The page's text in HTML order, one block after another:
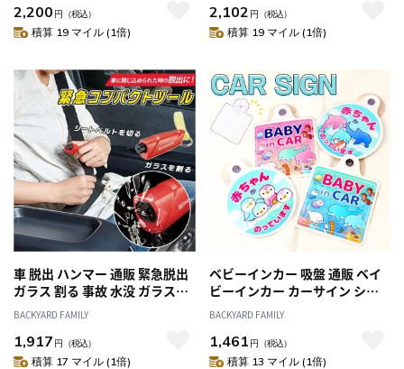
可愛い 後部座席 カー用品 日よ
け用品 日除け用品 車内用品 車
2,200 円 （税込）
積算 19 マイル (1倍)
ィース カー用品 車用品 ポーチ
ケース おしゃれ かわいい カギ
2,102 円 （税込）
積算 19 マイル (1倍)
車 脱出 ハンマー 通販 緊急脱出
ガラス 割る 事故 水没 ガラス割
り 窓 緊急脱出用ハンマー カッ
ター 緊急脱出ハンマー 車用 自
動車用品 カー用品 便利グッズ
日用品 雑貨
BACKYARD FAMILY
1,917 円 （税込）
積算 17 マイル (1倍)
ベビーインカー 吸盤 通販 ベイ
ビーインカー カーサイン シー
パレード 貼るだけ 吸盤 セーフ
ティグッズ 運転 安心 安全 お出
掛け お出かけ 便利 かわいい カ
ー用品 車用 車用品
BACKYARD FAMILY
1,461 円 （税込）
積算 13 マイル (1倍)